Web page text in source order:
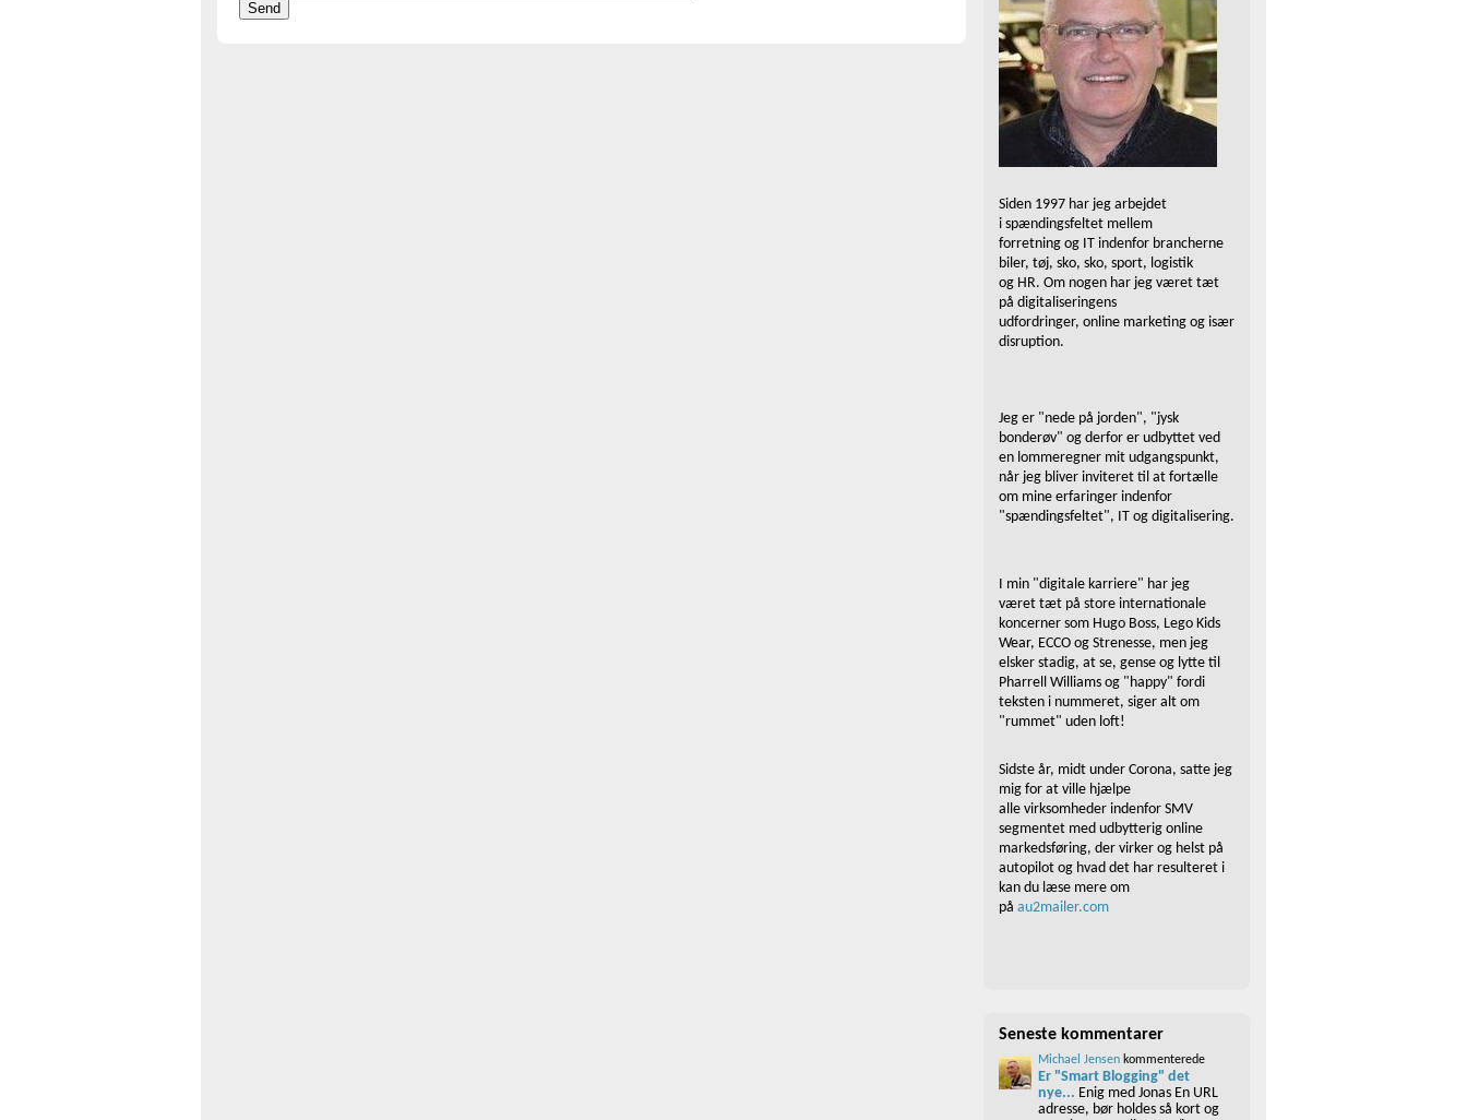
Siden 1997 har jeg arbejdet
i spændingsfeltet mellem
forretning og IT indenfor brancherne
biler, tøj, sko, sko, sport, logistik
og HR. Om nogen har jeg været tæt
på digitaliseringens
udfordringer, online marketing og især
disruption.
Jeg er "nede på jorden", "jysk
bonderøv" og derfor er udbyttet ved
en lommeregner mit udgangspunkt,
når jeg bliver inviteret til at fortælle
om mine erfaringer indenfor
"spændingsfeltet", IT og digitalisering.
I min "digitale karriere" har jeg
været tæt på store internationale
koncerner som Hugo Boss, Lego Kids
Wear, ECCO og Strenesse, men jeg
elsker stadig, at se, gense og lytte til
Pharrell Williams og "happy" fordi
teksten i nummeret, siger alt om
"rummet" uden loft!
Sidste år, midt under Corona, satte jeg
mig for at ville hjælpe
alle virksomheder indenfor SMV
segmentet med udbytterig online
markedsføring, der virker og helst på
autopilot og hvad det har resulteret i
kan du læse mere om
på au2mailer.com
Seneste kommentarer
Michael Jensen kommenterede
Er "Smart Blogging" det
nye... Enig med Jonas En URL
adresse, bør holdes så kort og